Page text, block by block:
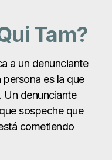
Tam?
a un denunciante
persona es la que
Un denunciante
sospeche que
cometiendo